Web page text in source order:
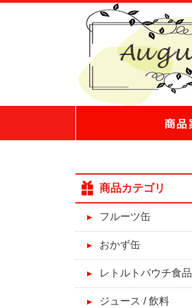
商品カテゴリ
フルーツ缶
おかず缶
レトルトパウチ食品
ジュース / 飲料